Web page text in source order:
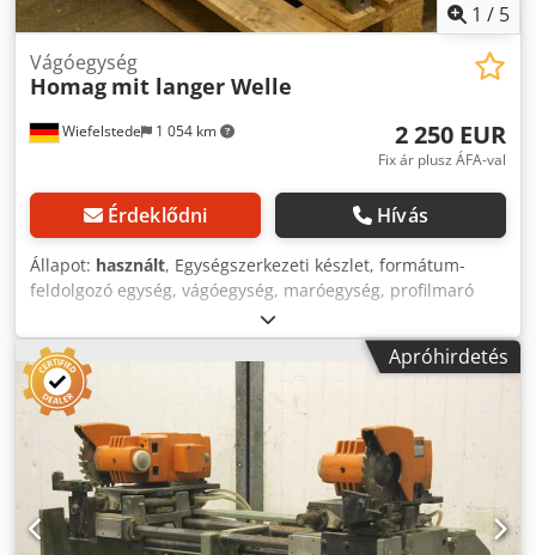
1 / 5
Wiefelstede 1 054 km
Vágóegység
Homag mit langer Welle
2 250 EUR
Fix ár plusz ÁFA-val
Érdeklődni Hívás
Állapot: használt, Egységszerkezeti készlet, formátum-
feldolgozó egység, vágóegység, maróegység, profilmaró
egység, hézagoló maróegység, vágóegység, kétvégű
profilozó, élmegmunkáló gép, pontozó motor, aprító motor,
maró motor élmegmunkáló géphez -HOMAG maró egység :
formátumfeldolgozáshoz - nehéz fecskefarkú vezetővel -1x
motorok Perske - hosszú tengellyel - Motor típus: KNS
70.12-2DF - Teljesítmény: 5.5 / 8.0 kW - Feszültség: 220/380
volt - Frekvencia: 50/100 Hz Sebesség: 2870 / 5880
ford./perc - Egyéb motorok egyéb szolgáltatásokkal
raktáron, felár ellenében - Méretek: 1250/1350 / H600 mm -
Súly: 400 kg Cedeb Uhvtepfx Amgerf
Apróhirdetés